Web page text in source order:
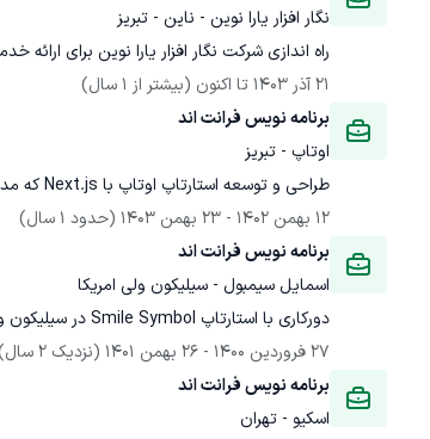
نگار افزار یارا نوین - ناین - تبریز
راه اندازی شرکت نگار افزار یارا نوین برای
21 آذر 1403
تا اکنون (بیشتر از 1 سال)
برنامه نویس فرانت اند
اوتاپ - تبریز
طراحی و توسعه استارتاپ اوتاپ با Next.js که مدیریت پروژه در این استارتاپ بر عهده من بود.
12 بهمن 1402
- 23 بهمن 1403
(حدود 1 سال)
برنامه نویس فرانت اند
اسمایل سیمبول - سیلیکون ولی امریکا
دورکاری با استارتاپ Smile Symbol در سیلیکون ولی امریکا که در زمینه کاربرد هوش مصنوعی در صنعت دندانپزشکی فعالیت میکند.
27 فروردین 1400
- 26 بهمن 1401
(نزدیک 2 سال)
برنامه نویس فرانت اند
اسکیو - تهران